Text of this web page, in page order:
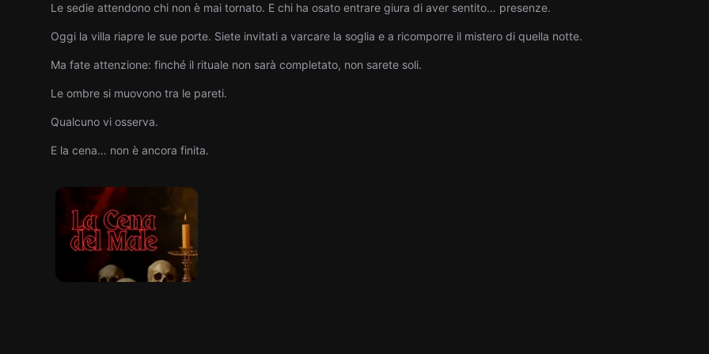
Le sedie attendono chi non è mai tornato. E chi ha osato entrare giura di aver sentito… presenze.
Oggi la villa riapre le sue porte. Siete invitati a varcare la soglia e a ricomporre il mistero di quella notte.
Ma fate attenzione: finché il rituale non sarà completato, non sarete soli.
Le ombre si muovono tra le pareti.
Qualcuno vi osserva.
E la cena… non è ancora finita.